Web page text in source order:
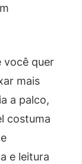
você quer
mais
a palco,
costuma
e leitura